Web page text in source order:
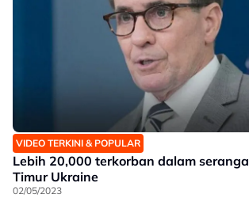
VIDEO TERKINI & POPULAR
Lebih 20,000 terkorban dalam
Timur Ukraine
02/05/2023